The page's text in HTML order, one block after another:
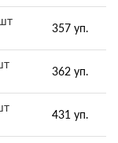
357 уп.
362 уп.
431 уп.